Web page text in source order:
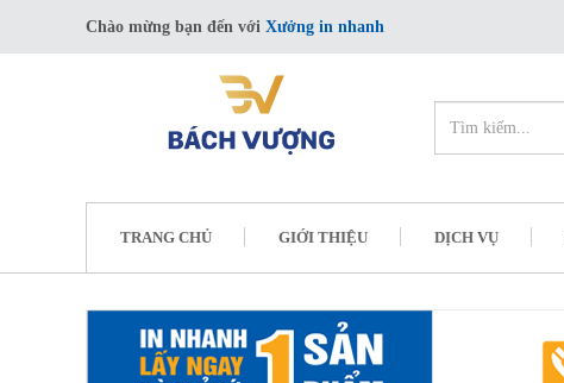
Chào mừng bạn đến với Xưởng in nhanh
TRANG CHỦ GIỚI THIỆU DỊCH VỤ